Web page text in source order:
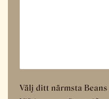
Välj ditt närmsta